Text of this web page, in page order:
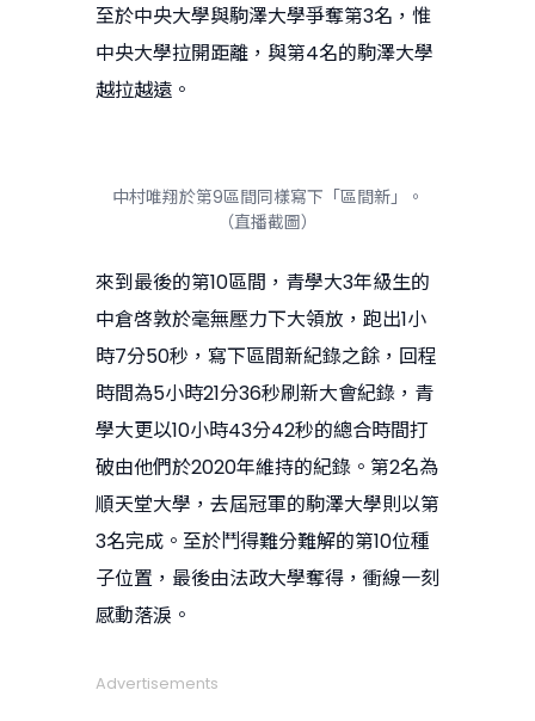
至於中央大學與駒澤大學爭奪第3名，惟
中央大學拉開距離，與第4名的駒澤大學
越拉越遠。
中村唯翔於第9區間同樣寫下「區間新」。
（直播截圖）
來到最後的第10區間，青學大3年級生的
中倉啓敦於毫無壓力下大領放，跑出1小
時7分50秒，寫下區間新紀錄之餘，回程
時間為5小時21分36秒刷新大會紀錄，青
學大更以10小時43分42秒的總合時間打
破由他們於2020年維持的紀錄。第2名為
順天堂大學，去屆冠軍的駒澤大學則以第
3名完成。至於鬥得難分難解的第10位種
子位置，最後由法政大學奪得，衝線一刻
感動落淚。
Advertisements